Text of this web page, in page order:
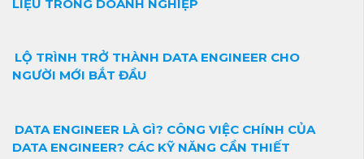
LIỆU TRONG DOANH NGHIỆP
LỘ TRÌNH TRỞ THÀNH DATA ENGINEER CHO
NGƯỜI MỚI BẮT ĐẦU
DATA ENGINEER LÀ GÌ? CÔNG VIỆC CHÍNH CỦA
DATA ENGINEER? CÁC KỸ NĂNG CẦN THIẾT